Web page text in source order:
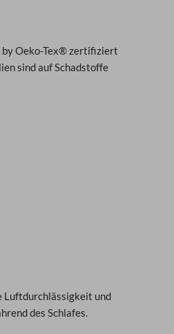
by Oeko-Tex® zertifiziert
sind auf Schadstoffe
Luftdurchlässigkeit und
des Schlafes.